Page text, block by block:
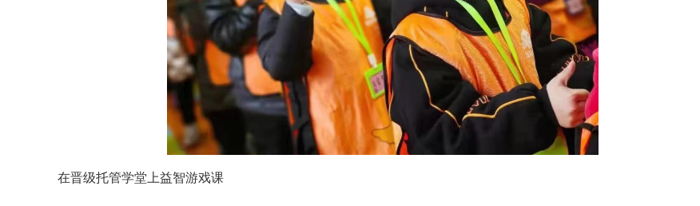
在晋级托管学堂上益智游戏课